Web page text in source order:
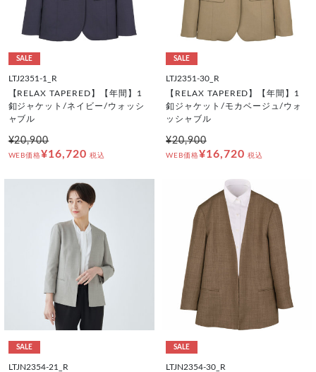
SALE
LTJ2351-1_R
【RELAX TAPERED】【年間】1
釦ジャケット/ネイビー/ウォッシ
ャブル
¥20,900
WEB価格¥16,720 税込
SALE
LTJ2351-30_R
【RELAX TAPERED】【年間】1
釦ジャケット/モカベージュ/ウォ
ッシャブル
¥20,900
WEB価格¥16,720 税込
SALE
LTJN2354-21_R
SALE
LTJN2354-30_R